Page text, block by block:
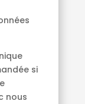
si
nous